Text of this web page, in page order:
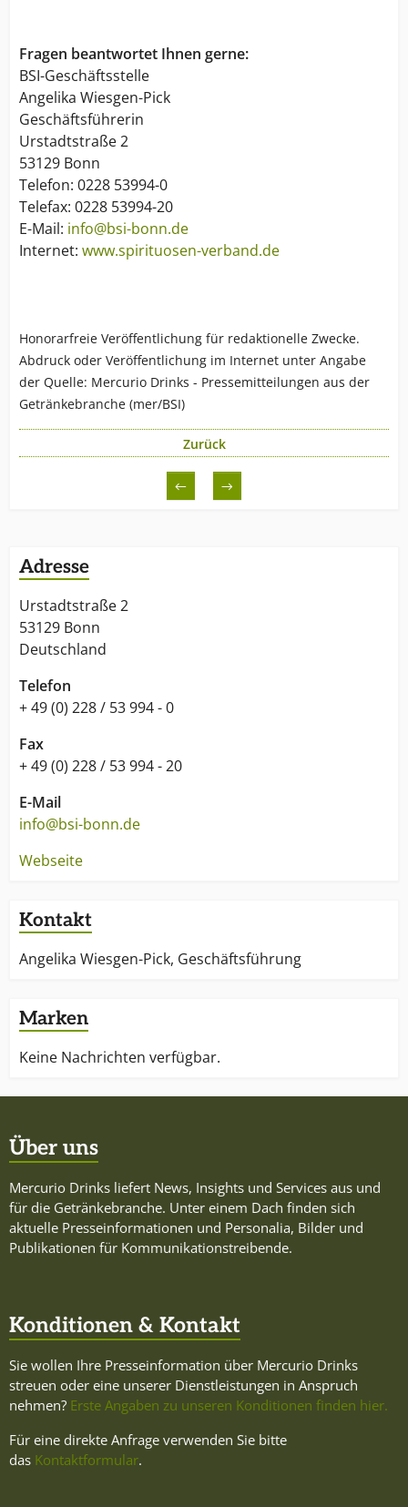
Fragen beantwortet Ihnen gerne:
BSI-Geschäftsstelle
Angelika Wiesgen-Pick
Geschäftsführerin
Urstadtstraße 2
53129 Bonn
Telefon: 0228 53994-0
Telefax: 0228 53994-20
E-Mail: info@bsi-bonn.de
Internet: www.spirituosen-verband.de
Honorarfreie Veröffentlichung für redaktionelle Zwecke.
Abdruck oder Veröffentlichung im Internet unter Angabe
der Quelle: Mercurio Drinks - Pressemitteilungen aus der
Getränkebranche (mer/BSI)
Zurück
← →
Adresse
Urstadtstraße 2
53129 Bonn
Deutschland
Telefon
+ 49 (0) 228 / 53 994 - 0
Fax
+ 49 (0) 228 / 53 994 - 20
E-Mail
info@bsi-bonn.de
Webseite
Kontakt
Angelika Wiesgen-Pick, Geschäftsführung
Marken
Keine Nachrichten verfügbar.
Über uns
Mercurio Drinks liefert News, Insights und Services aus und
für die Getränkebranche. Unter einem Dach finden sich
aktuelle Presseinformationen und Personalia, Bilder und
Publikationen für Kommunikationstreibende.
Konditionen & Kontakt
Sie wollen Ihre Presseinformation über Mercurio Drinks
streuen oder eine unserer Dienstleistungen in Anspruch
nehmen? Erste Angaben zu unseren Konditionen finden hier.
Für eine direkte Anfrage verwenden Sie bitte
das Kontaktformular.